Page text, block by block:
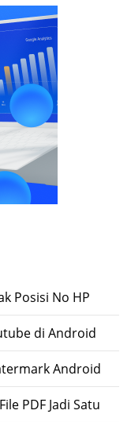
Posisi No HP
di Android
Android
PDF Jadi Satu